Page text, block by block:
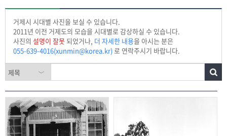
거제시 시대별 사진을 보실 수 있습니다.
2011년 이전 거제도의 모습을 시대별로 감상하실 수 있습니다.
사진의 설명이 잘못 되었거나, 더 자세한 내용을 아시는 분은
055-639-4016(xunmin@korea.kr)로 연락주시기 바랍니다.